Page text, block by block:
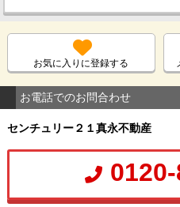
お気に入りに登録する
お電話でのお問合わせ
センチュリー２１真永不動産